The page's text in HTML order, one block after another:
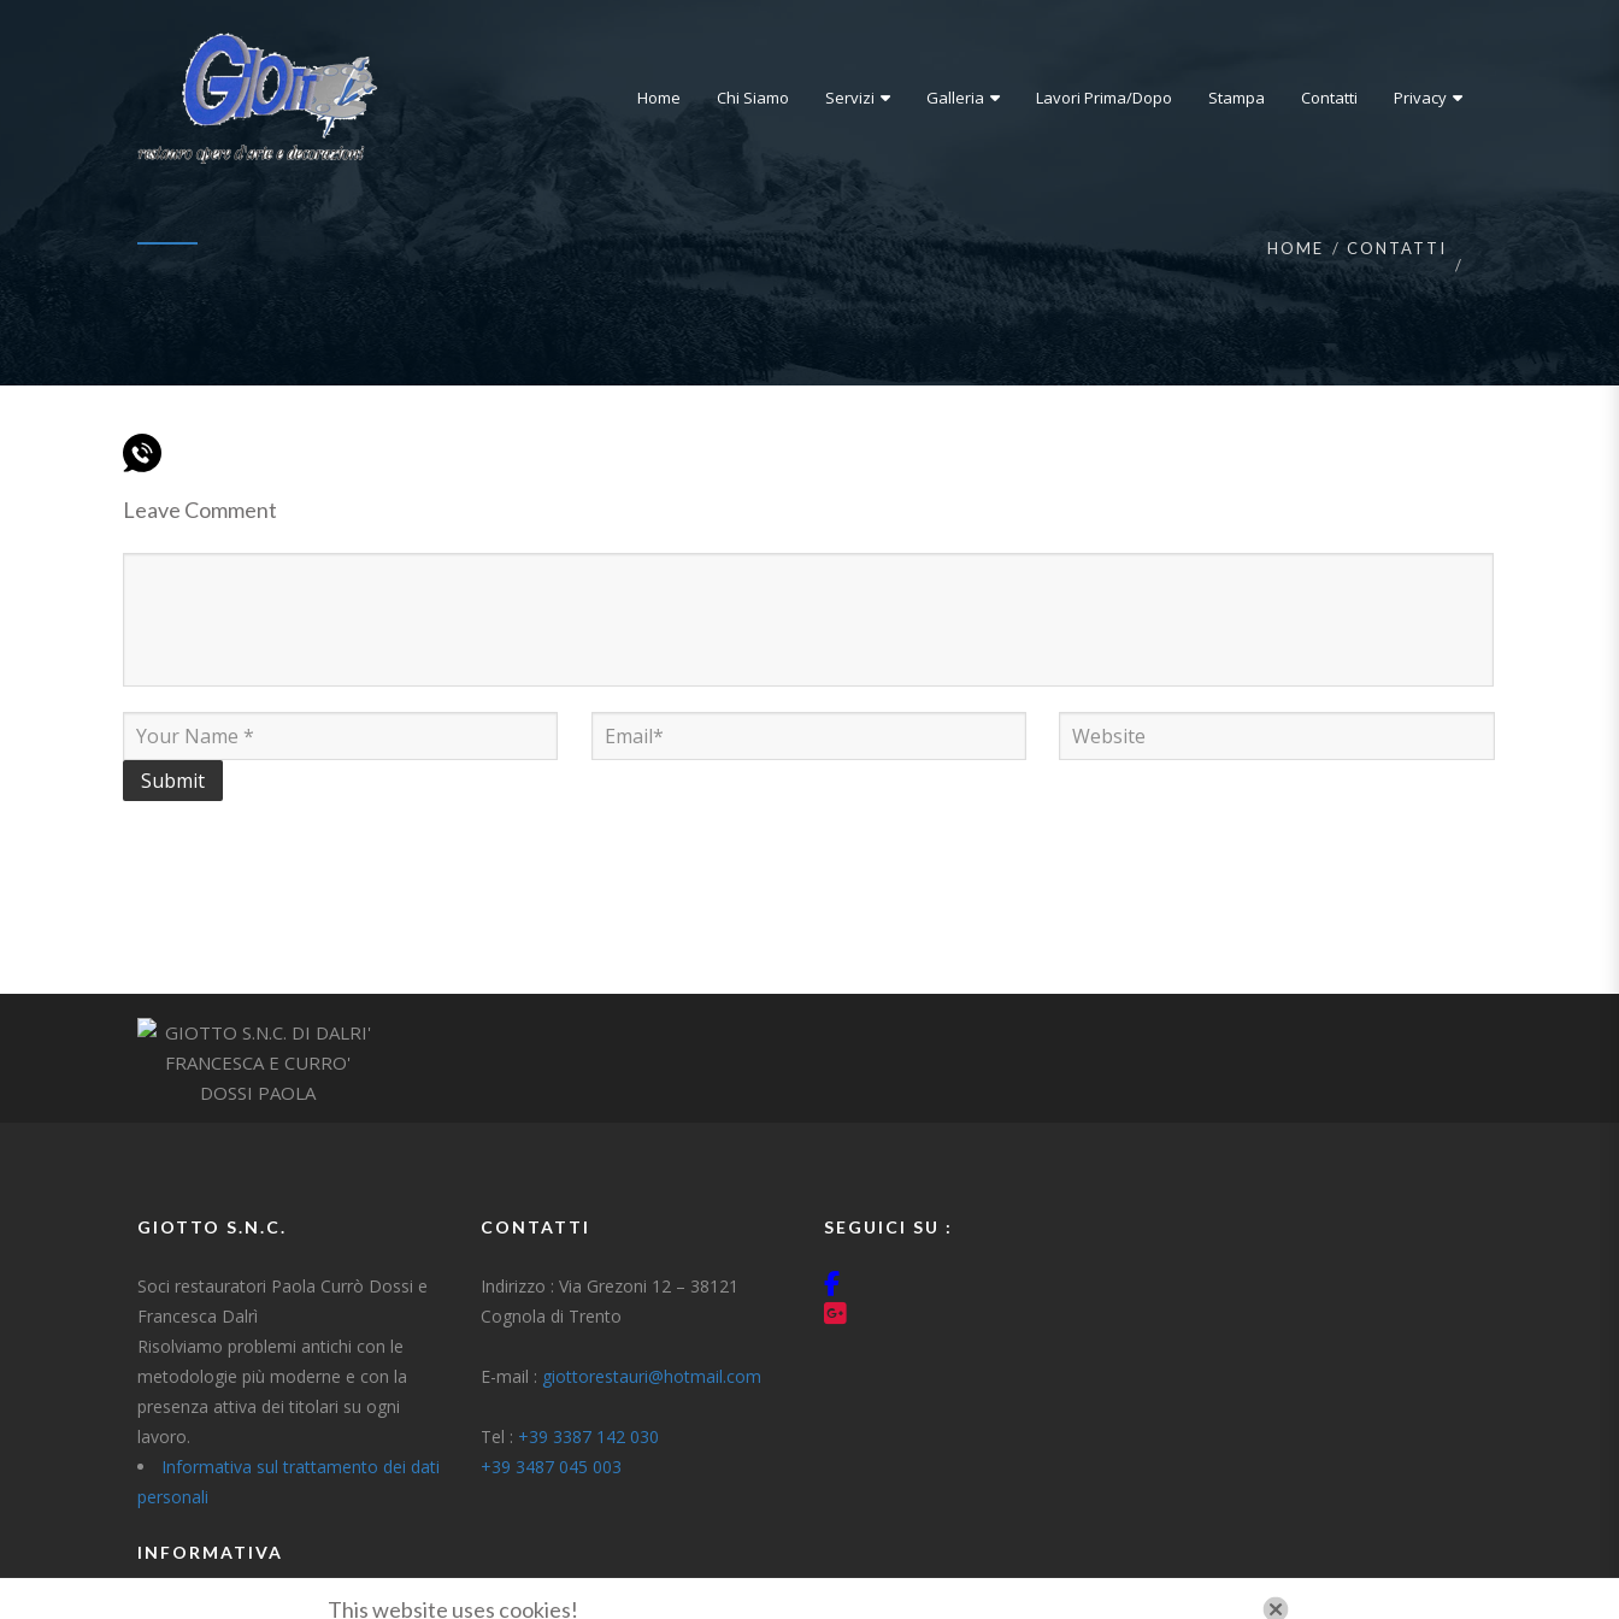
Home Chi Siamo Servizi Galleria Lavori Prima/Dopo Stampa Contatti Privacy
HOME CONTATTI
Leave Comment
GIOTTO S.N.C.
Soci restauratori Paola Currò Dossi e
Francesca Dalrì
Risolviamo problemi antichi con le
metodologie più moderne e con la
presenza attiva dei titolari su ogni
lavoro.
Informativa sul trattamento dei dati
personali
CONTATTI
Indirizzo : Via Grezoni 12 – 38121
Cognola di Trento
E-mail : giottorestauri@hotmail.com
Tel : +39 3387 142 030
+39 3487 045 003
SEGUICI SU :
INFORMATIVA
Informativa Privacy Per ClientiThis website uses cookies!